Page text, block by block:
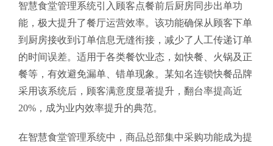
智慧食堂管理系统引入顾客点餐前后厨房同步出单功
能，极大提升了餐厅运营效率。该功能确保从顾客下单
到厨房接收到订单信息无缝衔接，减少了人工传递订单
的时间误差。适用于各类餐饮业态，如快餐、火锅及正
餐等，有效避免漏单、错单现象。某知名连锁快餐品牌
采用该系统后，顾客满意度显著提升，翻台率提高近
20%，成为业内效率提升的典范。
在智慧食堂管理系统中，商品总部集中采购功能成为提